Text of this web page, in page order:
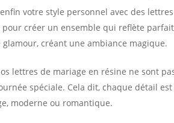
votre style personnel avec des
pour créer un ensemble qui reflète
glamour, créant une ambiance magique.
lettres de mariage en résine ne sont
spéciale. Cela dit, chaque détail
moderne ou romantique.